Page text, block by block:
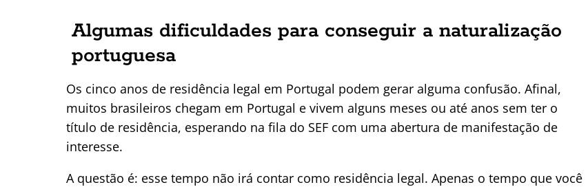
Algumas dificuldades para conseguir a naturalização
portuguesa
Os cinco anos de residência legal em Portugal podem gerar alguma confusão. Afinal,
muitos brasileiros chegam em Portugal e vivem alguns meses ou até anos sem ter o
título de residência, esperando na fila do SEF com uma abertura de manifestação de
interesse.
A questão é: esse tempo não irá contar como residência legal. Apenas o tempo que você